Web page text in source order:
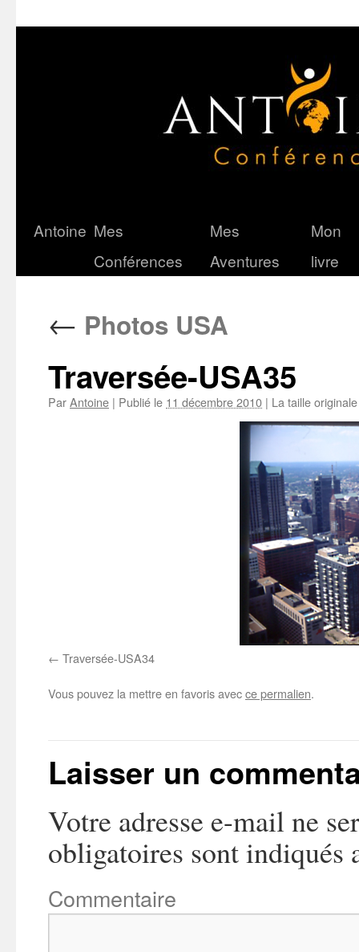
Aller
Antoine Mes
Conférences
Mes
Aventures
Mon
livre
← Photos USA
Traversée-USA35
ParAntoine | Publié le 11 décembre 2010 | La taille
Traversée-USA34
Vous pouvez la mettre en favoris avecce permalien.
Laisser un
Votre adresse e-mail ne
obligatoires sont indiqués
Commentaire